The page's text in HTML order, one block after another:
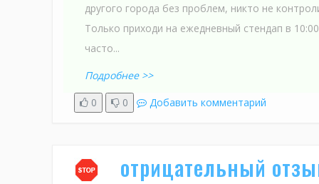
другого города без проблем, никто не
Только приходи на ежедневный стендап в
часто...
Подробнее >>
0
0 Добавить комментарий
отрицательный